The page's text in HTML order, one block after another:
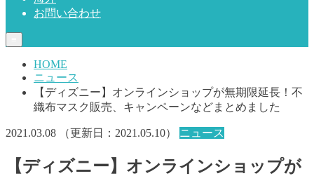
お問い合わせ
HOME
ニュース
【ディズニー】オンラインショップが無期限延長！不
織布マスク販売、キャンペーンなどまとめました
2021.03.08 （更新日： 2021.05.10） ニュース
【ディズニー】オンラインショップが